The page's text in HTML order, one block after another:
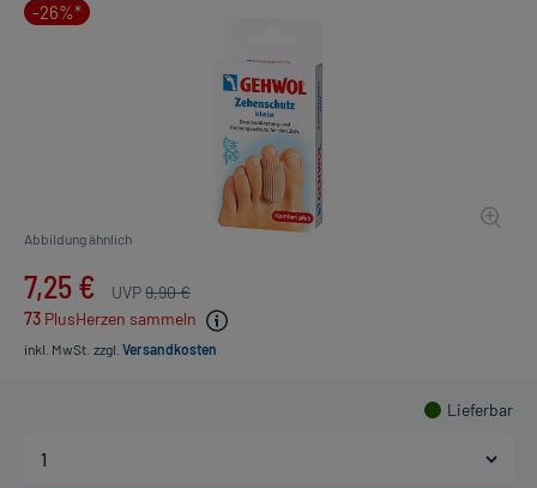
-26%*
Abbildung ähnlich
7,25 € UVP9,90 €
73 PlusHerzen sammeln
inkl. MwSt. zzgl. Versandkosten
Lieferbar